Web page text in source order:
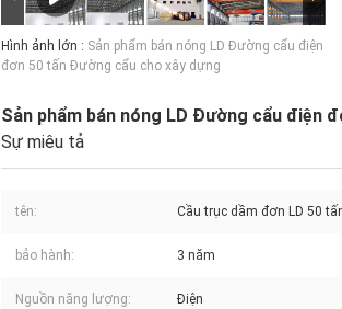
Hình ảnh lớn : Sản phẩm bán nóng LD Đường cẩu điện
đơn 50 tấn Đường cẩu cho xây dựng
Sản phẩm bán nóng LD Đường cẩu điện
Sự miêu tả
tên: Cầu trục dầm đơn LD 50
bảo hành: 3 năm
Nguồn năng lượng: Điện